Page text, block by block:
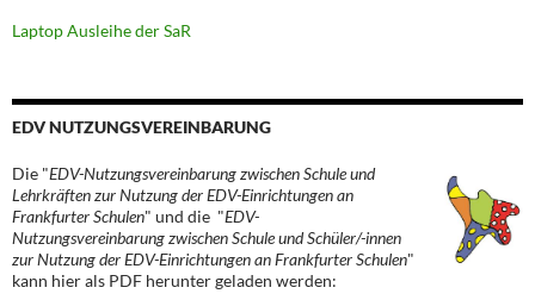
Laptop Ausleihe der SaR
EDV NUTZUNGSVEREINBARUNG
Die "EDV-Nutzungsvereinbarung zwischen Schule und
Lehrkräften zur Nutzung der EDV-Einrichtungen an
Frankfurter Schulen" und die "EDV-
Nutzungsvereinbarung zwischen Schule und Schüler/-innen
zur Nutzung der EDV-Einrichtungen an Frankfurter Schulen"
kann hier als PDF herunter geladen werden: